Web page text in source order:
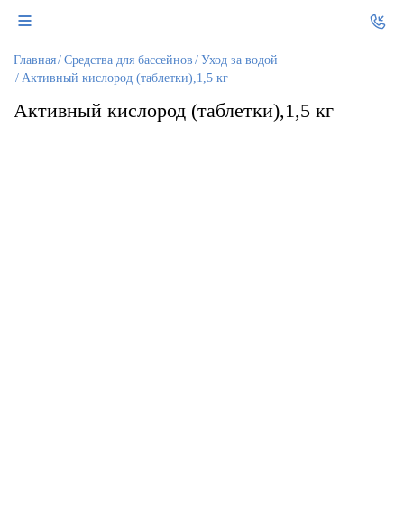
Главная Средства для бассейнов
Уход за водой
Активный кислород (таблетки),1,5 кг
Активный кислород (таблетки),1,5 кг